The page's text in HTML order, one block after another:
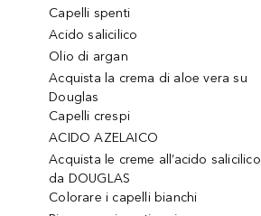
Capelli spenti
Acido salicilico
Olio di argan
Acquista la crema di aloe vera su
Douglas
Capelli crespi
ACIDO AZELAICO
Acquista le creme all’acido salicilico
da DOUGLAS
Colorare i capelli bianchi